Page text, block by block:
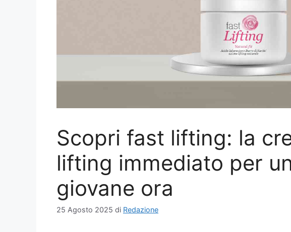
Scopri fast lifting: la
lifting immediato per
giovane ora
25 Agosto 2025 di Redazione